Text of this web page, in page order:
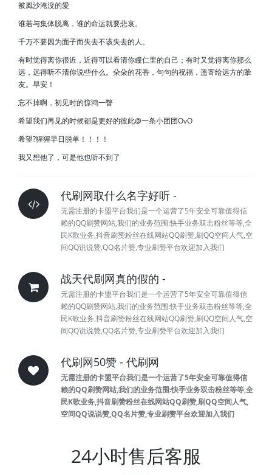
被風沙淹沒的愛
谁若与集体脱离，谁的命运就要悲哀。
千万不要因为面子而失去不该失去的人。
有时觉得离你很近，近得可以看清你瞳仁里的自己；有时又觉得离你那么
远，远得听不清你说些什么。朵朵的花香，句句的祝福，遥寄给远方的挚
友。早安！
忘不掉啊，初见时的惊鸿一瞥
希望我们再见的时候都是更好的彼此@一条小团团OvO
希望?猩猩早日脱单！！！！
我又想他了，可是他也听不到了
代刷网取什么名字好听 -
无需注册的卡盟平台我们是一个运营了5年安全可靠值得信
赖的QQ刷赞网站,我们的业务范围:快手业务双击粉丝等等,全
民K歌业务,抖音刷赞粉丝在线网站QQ刷赞,刷QQ空间人气,空
间QQ说说赞,QQ名片赞,专业刷赞平台欢迎加入我们
战天代刷网真的假的 -
无需注册的卡盟平台我们是一个运营了5年安全可靠值得信
赖的QQ刷赞网站,我们的业务范围:快手业务双击粉丝等等,全
民K歌业务,抖音刷赞粉丝在线网站QQ刷赞,刷QQ空间人气,空
间QQ说说赞,QQ名片赞,专业刷赞平台欢迎加入我们
代刷网50赞 - 代刷网
无需注册的卡盟平台我们是一个运营了5年安全可靠值得信
赖的QQ刷赞网站,我们的业务范围:快手业务双击粉丝等等,全
民K歌业务,抖音刷赞粉丝在线网站QQ刷赞,刷QQ空间人气,
空间QQ说说赞,QQ名片赞,专业刷赞平台欢迎加入我们
24小时售后客服